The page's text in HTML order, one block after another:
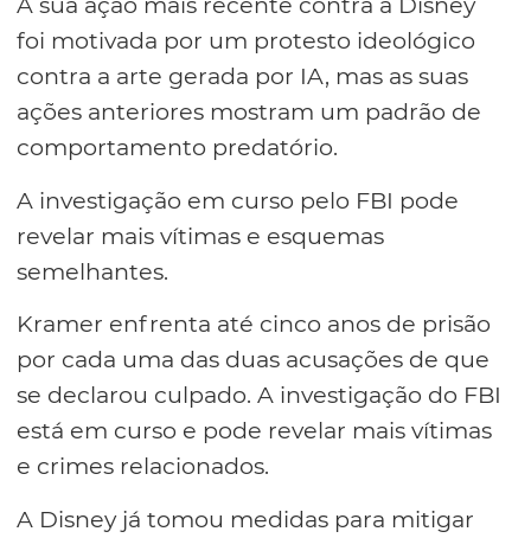
foi motivada por um protesto ideológico
contra a arte gerada por IA, mas as suas
ações anteriores mostram um padrão de
comportamento predatório.
A investigação em curso pelo FBI pode
revelar mais vítimas e esquemas
semelhantes.
Kramer enfrenta até cinco anos de prisão
por cada uma das duas acusações de que
se declarou culpado. A investigação do FBI
está em curso e pode revelar mais vítimas
e crimes relacionados.
A Disney já tomou medidas para mitigar